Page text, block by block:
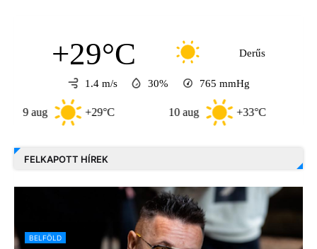
+29°C Derűs
1.4 m/s 30% 765 mmHg
+29°C 10 aug +33°C 11 aug
FELKAPOTT HÍREK
BELFÖLD